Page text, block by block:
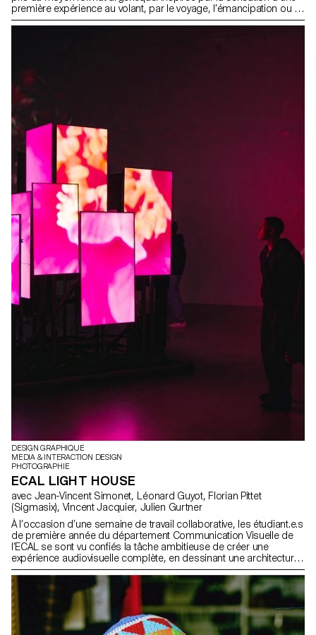
première expérience au volant, par le voyage, l’émancipation ou la
découverte, la semaine visait à explorer le rapport entre une ou
DESIGN GRAPHIQUE
MEDIA & INTERACTION DESIGN
PHOTOGRAPHIE
ECAL LIGHT HOUSE
avec Jean-Vincent Simonet, Léonard Guyot, Florian Pittet
(Sigmasix), Vincent Jacquier, Julien Gurtner
À l’occasion d’une semaine de travail collaborative, les étudiant.e.s
de première année du département Communication Visuelle de
l’ECAL se sont vu confiés la tâche ambitieuse de créer une
expérience audiovisuelle complète, en dessinant une architecture
de lumière et de son avec comme unique point de départ cinq
compositions musicales originales. Sur une installation d’écrans
formant un totem central et de projections sur les murs
périphériques, agrémentées de lasers, iels ont créés un
environnement visuel, diffusable en temps réel, qui a été présenté
sous la forme d’une performance en fin de semaine au public. Le